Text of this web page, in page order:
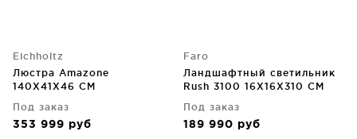
Eichholtz
Люстра Amazone
140X41X46 CM
Под заказ
353 999 руб
Faro
Ландшафтный светильник
Rush 3100 16X16X310 CM
Под заказ
189 990 руб